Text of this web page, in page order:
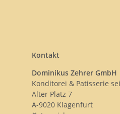
Kontakt
Dominikus Zehrer GmbH
Konditorei & Patisserie
Alter Platz 7
A-9020 Klagenfurt